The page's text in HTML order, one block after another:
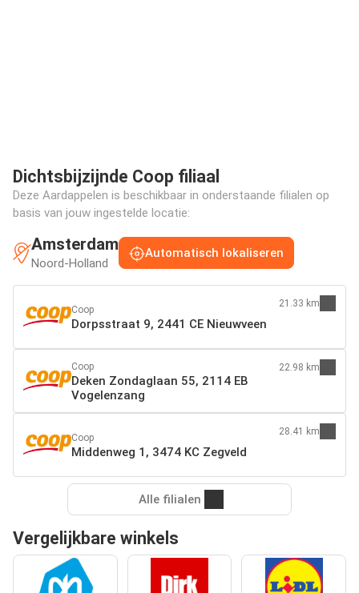
Dichtsbijzijnde Coop filiaal
Deze Aardappelen is beschikbaar in onderstaande filialen op
basis van jouw ingestelde locatie:
Amsterdam
Noord-Holland
Automatisch lokaliseren
Coop
Dorpsstraat 9, 2441 CE Nieuwveen
21.33 km
Coop
Deken Zondaglaan 55, 2114 EB
Vogelenzang
22.98 km
Coop
Middenweg 1, 3474 KC Zegveld
28.41 km
Alle filialen
Vergelijkbare winkels